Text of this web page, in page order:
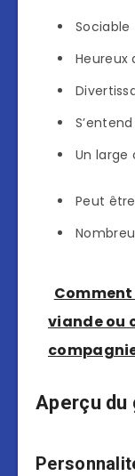
Sociable
Heureux
Un large
Peut
viande ou
Aperçu du